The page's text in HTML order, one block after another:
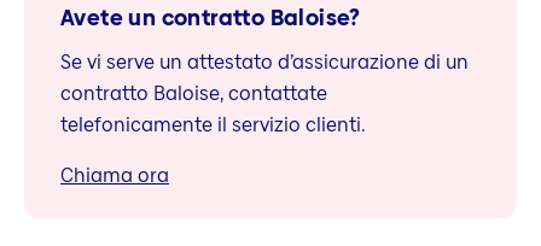
Avete un contratto Baloise?
Se vi serve un attestato d’assicurazione di un
contratto Baloise, contattate
telefonicamente il servizio clienti.
Chiama ora